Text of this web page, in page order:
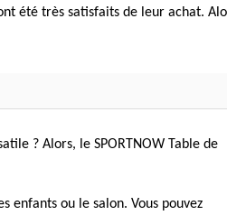
été très satisfaits de leur achat.
? Alors, le SPORTNOW Table de
enfants ou le salon. Vous pouvez